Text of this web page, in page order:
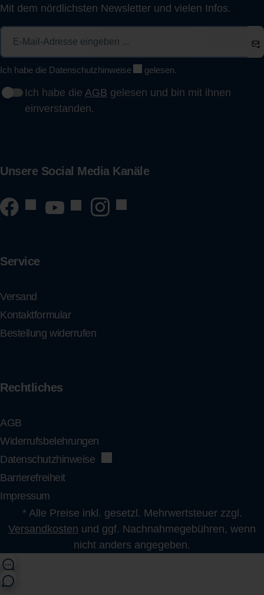
Mit dem nördlichsten Newsletter und vielen Infos.
Ich habe die Datenschutzhinweise gelesen.
Ich habe die AGB gelesen und bin mit ihnen
einverstanden.
Service
Versand
Kontaktformular
Bestellung widerrufen
Rechtliches
AGB
Widerrufsbelehrungen
Datenschutzhinweise
Barrierefreiheit
Impressum
Unsere Social Media Kanäle
* Alle Preise inkl. gesetzl. Mehrwertsteuer zzgl.
Versandkosten und ggf. Nachnahmegebühren, wenn
nicht anders angegeben.